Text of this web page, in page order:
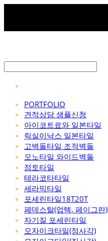
PORTFOLIO
견적상담 샘플신청
아이코트료와 일본타일
릭실이낙스 일본타일
고벽돌타일 조적벽돌
모노타일 와이드벽돌
점토타일
테라코타타일
세라믹타일
포세린타일18T20T
페데스탈(업텍, 페이그란)
자기질 포세린타일
모자이크타일(정사각)